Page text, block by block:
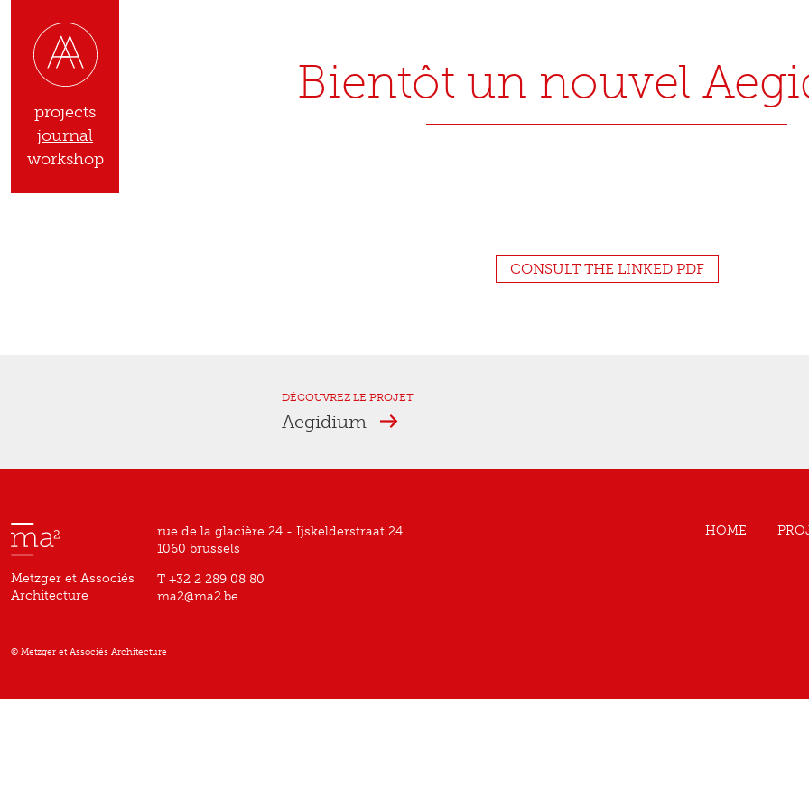
projects
journal
workshop
Bientôt un nouvel
CONSULT THE LINKED PDF
DÉCOUVREZ LE PROJET
Aegidium
Metzger et Associés
Architecture
rue de la glacière 24 - Ijskelderstraat 24
1060 brussels
T +32 2 289 08 80
ma2@ma2.be
HOME
© Metzger et Associés Architecture